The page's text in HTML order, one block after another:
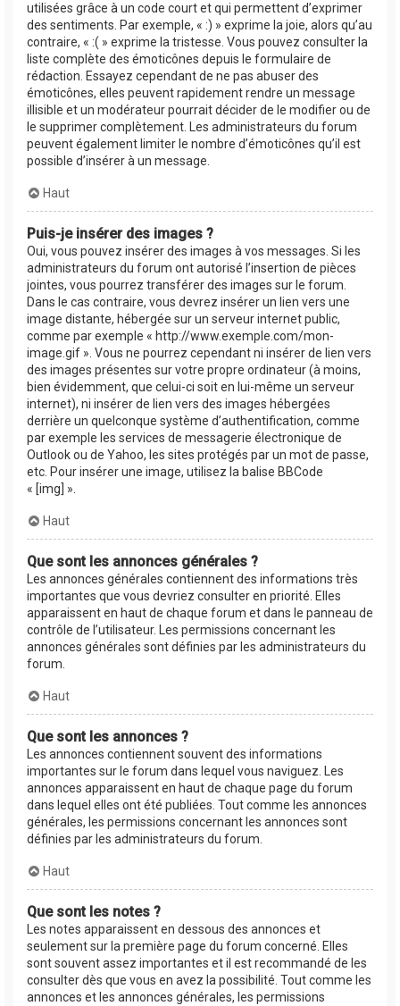
utilisées grâce à un code court et qui permettent d’exprimer
des sentiments. Par exemple, « :) » exprime la joie, alors qu’au
contraire, « :( » exprime la tristesse. Vous pouvez consulter la
liste complète des émoticônes depuis le formulaire de
rédaction. Essayez cependant de ne pas abuser des
émoticônes, elles peuvent rapidement rendre un message
illisible et un modérateur pourrait décider de le modifier ou de
le supprimer complètement. Les administrateurs du forum
peuvent également limiter le nombre d’émoticônes qu’il est
possible d’insérer à un message.
Haut
Puis-je insérer des images ?
Oui, vous pouvez insérer des images à vos messages. Si les
administrateurs du forum ont autorisé l’insertion de pièces
jointes, vous pourrez transférer des images sur le forum.
Dans le cas contraire, vous devrez insérer un lien vers une
image distante, hébergée sur un serveur internet public,
comme par exemple « http://www.exemple.com/mon-
image.gif ». Vous ne pourrez cependant ni insérer de lien vers
des images présentes sur votre propre ordinateur (à moins,
bien évidemment, que celui-ci soit en lui-même un serveur
internet), ni insérer de lien vers des images hébergées
derrière un quelconque système d’authentification, comme
par exemple les services de messagerie électronique de
Outlook ou de Yahoo, les sites protégés par un mot de passe,
etc. Pour insérer une image, utilisez la balise BBCode
« [img] ».
Haut
Que sont les annonces générales ?
Les annonces générales contiennent des informations très
importantes que vous devriez consulter en priorité. Elles
apparaissent en haut de chaque forum et dans le panneau de
contrôle de l’utilisateur. Les permissions concernant les
annonces générales sont définies par les administrateurs du
forum.
Haut
Que sont les annonces ?
Les annonces contiennent souvent des informations
importantes sur le forum dans lequel vous naviguez. Les
annonces apparaissent en haut de chaque page du forum
dans lequel elles ont été publiées. Tout comme les annonces
générales, les permissions concernant les annonces sont
définies par les administrateurs du forum.
Haut
Que sont les notes ?
Les notes apparaissent en dessous des annonces et
seulement sur la première page du forum concerné. Elles
sont souvent assez importantes et il est recommandé de les
consulter dès que vous en avez la possibilité. Tout comme les
annonces et les annonces générales, les permissions